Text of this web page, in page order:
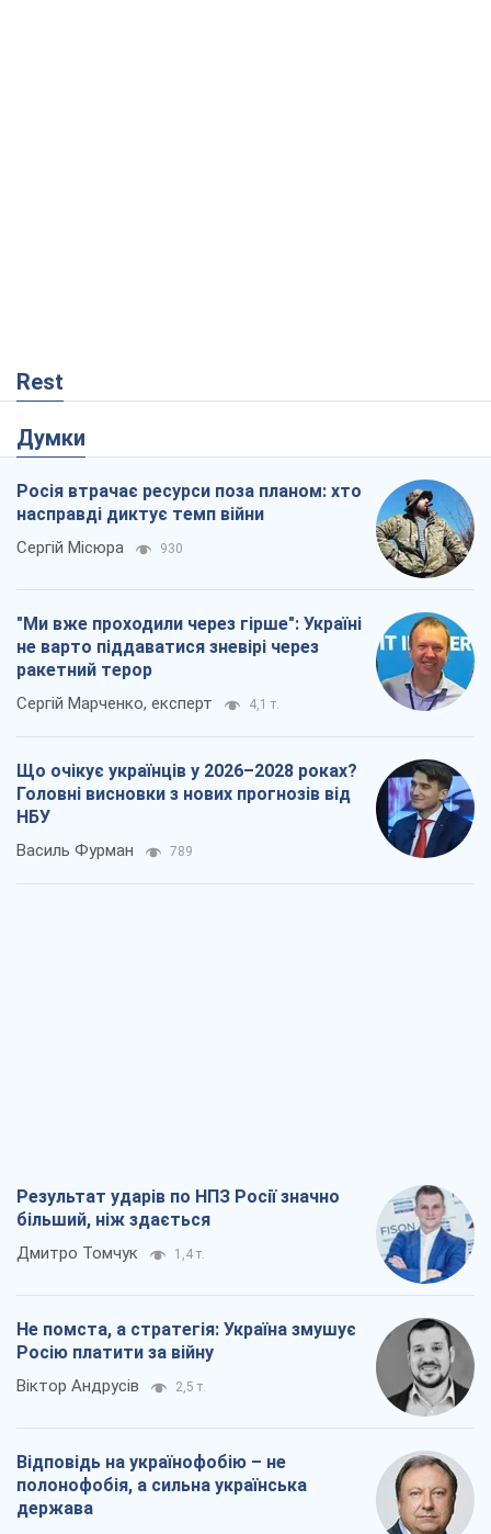
Rest
Думки
Росія втрачає ресурси поза планом: хто
насправді диктує темп війни
Сергій Місюра 930
"Ми вже проходили через гірше": Україні
не варто піддаватися зневірі через
ракетний терор
Сергій Марченко, експерт 4,1 т.
Що очікує українців у 2026–2028 роках?
Головні висновки з нових прогнозів від
НБУ
Василь Фурман 789
Результат ударів по НПЗ Росії значно
більший, ніж здається
Дмитро Томчук 1,4 т.
Не помста, а стратегія: Україна змушує
Росію платити за війну
Віктор Андрусів 2,5 т.
Відповідь на українофобію – не
полонофобія, а сильна українська
держава